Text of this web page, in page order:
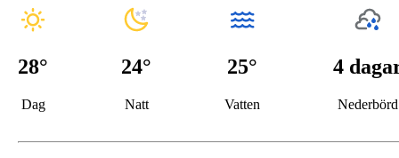
28°
Dag
24°
Natt
25°
Vatten
4
Nederbörd